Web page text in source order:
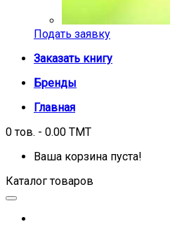
Подать заявку
Заказать книгу
Бренды
Главная
0 тов. - 0.00 TMT
Ваша корзина пуста!
Каталог товаров